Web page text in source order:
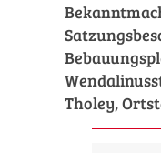
Tholey,